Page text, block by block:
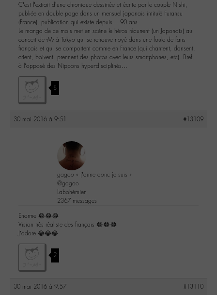
C’est l’extrait d’une chronique dessinée et écrite par le couple Nishi,
publiée en double page dans un mensuel japonais intitulé Furansu
(France), publication qui existe depuis… 90 ans.
Le manga de ce mois met en scène le héros récurrent (un Japonais) au
concert de -M- à Tokyo qui se retrouve noyé dans une foule de fans
français et qui se comportent comme en France (qui chantent, dansent,
crient, boivent, prennent des photos avec leurs smartphones, etc). Bref,
à l’opposé des Nippons hyper-disciplinés…
8
30 mai 2016 à 9:51 #13109
gagoo « j’aime donc je suis »
@gagoo
Labohémien
2367 messages
Enorme 😂😂😂
Vision très réaliste des français 😂😂😂
J’adore 😂😂😂
2
30 mai 2016 à 9:57 #13110